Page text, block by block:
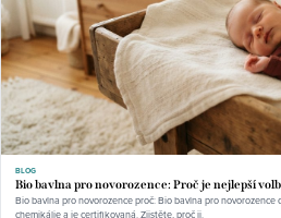
BLOG
Bio bavlna pro novorozence: Proč je nejlepší
Bio bavlna pro novorozence proč: Bio bavlna pro
chemikálie a je certifikovaná. Zjistěte, proč ji.